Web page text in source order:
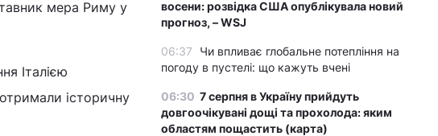
мера Риму у
Італією
історичну
восени: розвідка США опублікувала новий
прогноз, – WSJ
06:37
Чи впливає глобальне потепління на
погоду в пустелі: що кажуть вчені
06:30 7 серпня в Україну прийдуть
довгоочікувані дощі та прохолода: яким
областям пощастить (карта)